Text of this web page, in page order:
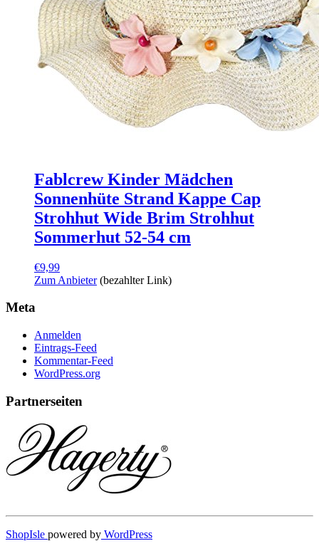
Fablcrew Kinder Mädchen
Sonnenhüte Strand Kappe Cap
Strohhut Wide Brim Strohhut
Sommerhut 52-54 cm
€9,99
Zum Anbieter (bezahlter Link)
Meta
Anmelden
Eintrags-Feed
Kommentar-Feed
WordPress.org
Partnerseiten
ShopIsle powered by WordPress